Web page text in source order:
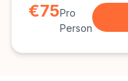
€75Pro
Person